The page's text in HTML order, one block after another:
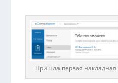
Пришла первая